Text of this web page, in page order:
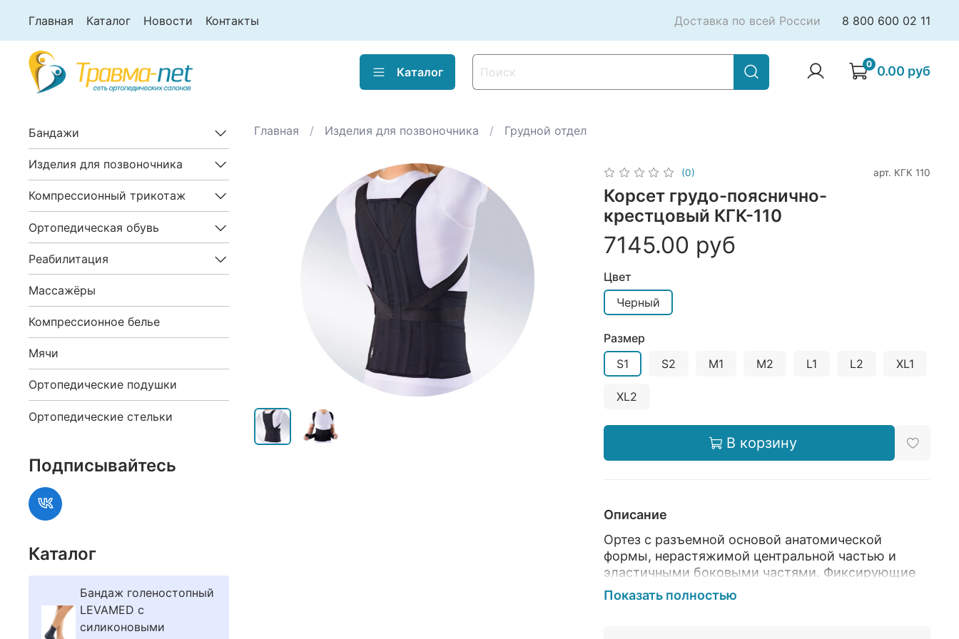
Главная Каталог Новости Контакты Доставка по всей России 8 800 600 02 11
Каталог
0 0.00 руб
Главная Изделия для позвоночника Грудной отдел
(0) арт. КГК 110
Корсет грудо-пояснично-
крестцовый КГК-110
7145.00 руб
Цвет
Черный
Размер
S1
S2 М1 М2 L1 L2 XL1
XL2
В корзину
Описание
Ортез с разъемной основой анатомической
формы, нерастяжимой центральной частью и
эластичными боковыми частями. Фиксирующие
элементы представлены в виде моделируемых
ребер жесткости и эластичных ремней. Два
Показать полностью
Бандажи
Изделия для позвоночника
Компрессионный трикотаж
Ортопедическая обувь
Реабилитация
Массажёры
Компрессионное белье
Мячи
Ортопедические подушки
Ортопедические стельки
Подписывайтесь
Каталог
Бандаж голеностопный
LEVAMED с
силиконовыми